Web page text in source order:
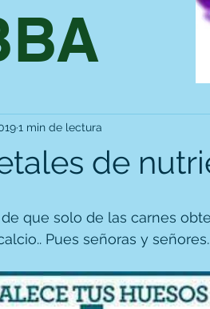
de
1 min de lectura
que solo de las carnes
Pues señoras y